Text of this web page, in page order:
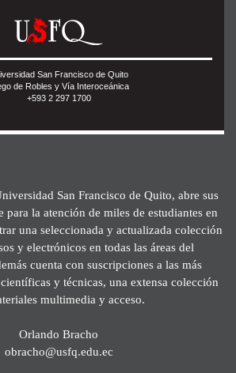
San Francisco de Quito
de Robles y Vía Interoceánica
+593 2 297 1700
San Francisco de Quito, abre sus
para la atención de miles de estudiantes en
una seleccionada y actualizada colección
y electrónicos en todas las áreas del
cuenta con suscripciones a las más
y técnicas, una extensa colección
multimedia y acceso.
Orlando Bracho
obracho@usfq.edu.ec